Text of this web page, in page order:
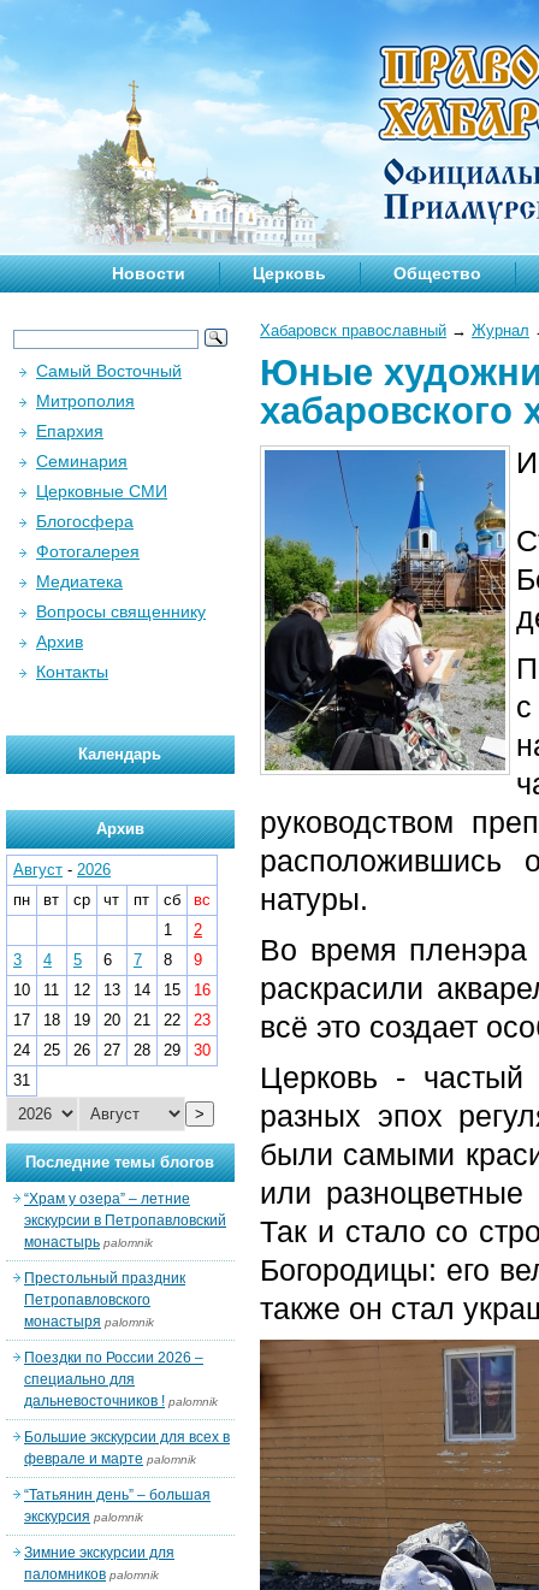
Новости Церковь Общество
Хабаровск православный → Журнал
Юные
хабаровского
руководством
расположившись
натуры.
Во время пленэра
раскрасили
всё это создает
Церковь - частый
разных эпох
были самыми
или разноцветные
Так и стало со
Богородицы: его
также он стал
Самый Восточный
Митрополия
Епархия
Семинария
Церковные СМИ
Блогосфера
Фотогалерея
Медиатека
Вопросы священнику
Архив
Контакты
Календарь
Архив
Август - 2026
пн
вт ср чт пт сб
вс
1
2
3
4 5 6 7 8
9
10
11 12 13 14 15
16
17
18 19 20 21 22
23
24
25 26 27 28 29
30
31
>
Последние темы блогов
“Храм у озера” – летние
экскурсии в Петропавловский
монастырь palomnik
Престольный праздник
Петропавловского
монастыря palomnik
Поездки по России 2026 –
специально для
дальневосточников ! palomnik
Большие экскурсии для всех в
феврале и марте palomnik
“Татьянин день” – большая
экскурсия palomnik
Зимние экскурсии для
паломников palomnik